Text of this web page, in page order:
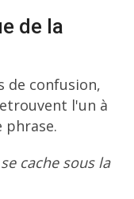
de la
de confusion,
l'un à
phrase.
cache sous la